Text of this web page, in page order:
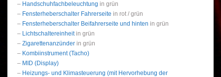
– Handschuhfachbeleuchtung in grün
– Fensterheberschalter Fahrerseite in rot / grün
– Fensterheberschalter Beifahrerseite und hinten in grün
– Lichtschaltereinheitin grün
– Zigarettenanzünder in grün
– Kombiinstrument (Tacho)
– MID (Display)
– Heizungs- und Klimasteuerung (mit Hervorhebung der